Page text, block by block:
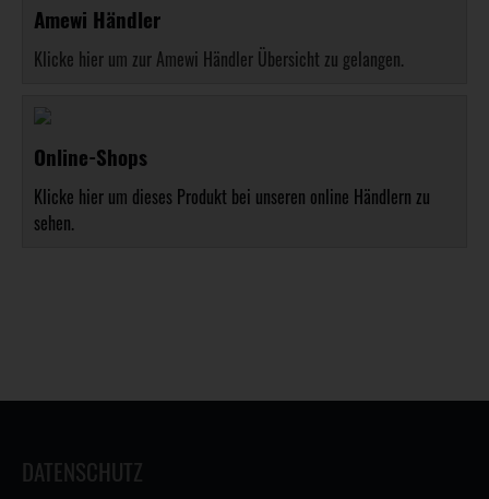
Amewi Händler
Klicke hier um zur Amewi Händler Übersicht zu gelangen.
Online-Shops
Klicke hier um dieses Produkt bei unseren online Händlern zu
sehen.
DATENSCHUTZ